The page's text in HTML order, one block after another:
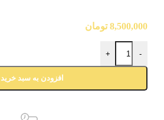
8,500,000 تومان
-
+
افزودن به سبد خرید